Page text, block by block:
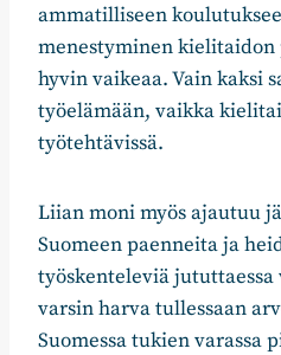
ammatilliseen
menestyminen kielitaidon
hyvin vaikeaa. Vain kaksi
työelämään, vaikka
työtehtävissä.
Liian moni myös ajautuu
Suomeen paenneita ja
työskenteleviä
varsin harva tullessaan
Suomessa tukien varassa